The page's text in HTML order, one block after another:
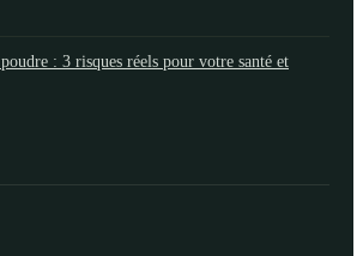
: 3 risques réels pour votre santé et